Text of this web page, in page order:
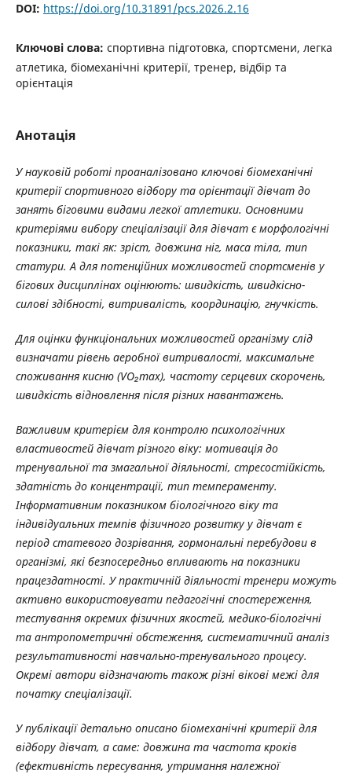
DOI: https://doi.org/10.31891/pcs.2026.2.16
Ключові слова: спортивна підготовка, спортсмени, легка
атлетика, біомеханічні критерії, тренер, відбір та
орієнтація
Анотація
У науковій роботі проаналізовано ключові біомеханічні
критерії спортивного відбору та орієнтації дівчат до
занять біговими видами легкої атлетики. Основними
критеріями вибору спеціалізації для дівчат є морфологічні
показники, такі як: зріст, довжина ніг, маса тіла, тип
статури. А для потенційних можливостей спортсменів у
бігових дисциплінах оцінюють: швидкість, швидкісно-
силові здібності, витривалість, координацію, гнучкість.
Для оцінки функціональних можливостей організму слід
визначати рівень аеробної витривалості, максимальне
споживання кисню (VO₂max), частоту серцевих скорочень,
швидкість відновлення після різних навантажень.
Важливим критерієм для контролю психологічних
властивостей дівчат різного віку: мотивація до
тренувальної та змагальної діяльності, стресостійкість,
здатність до концентрації, тип темпераменту.
Інформативним показником біологічного віку та
індивідуальних темпів фізичного розвитку у дівчат є
період статевого дозрівання, гормональні перебудови в
організмі, які безпосередньо впливають на показники
працездатності. У практичній діяльності тренери можуть
активно використовувати педагогічні спостереження,
тестування окремих фізичних якостей, медико-біологічні
та антропометричні обстеження, систематичний аналіз
результативності навчально-тренувального процесу.
Окремі автори відзначають також різні вікові межі для
початку спеціалізації.
У публікації детально описано біомеханічні критерії для
відбору дівчат, а саме: довжина та частота кроків
(ефективність пересування, утримання належної